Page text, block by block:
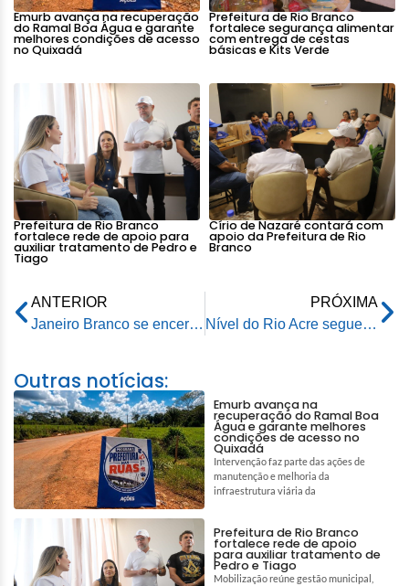
Emurb avança na recuperação
do Ramal Boa Água e garante
melhores condições de acesso
no Quixadá
Prefeitura de Rio Branco
fortalece segurança alimentar
com entrega de cestas
básicas e Kits Verde
Prefeitura de Rio Branco
fortalece rede de apoio para
auxiliar tratamento de Pedro e
Tiago
Círio de Nazaré contará com
apoio da Prefeitura de Rio
Branco
ANTERIOR
Janeiro Branco se encerra reforçando que cuidado com a saúde mental deve acontecer o ano inteiro
PRÓXIMA
Nível do Rio Acre segue em elevação e permanece acima da cota de transbordo em Rio Branco
Outras notícias:
Emurb avança na
recuperação do Ramal Boa
Água e garante melhores
condições de acesso no
Quixadá
Intervenção faz parte das ações de
manutenção e melhoria da
infraestrutura viária da
Prefeitura de Rio Branco
fortalece rede de apoio
para auxiliar tratamento de
Pedro e Tiago
Mobilização reúne gestão municipal,